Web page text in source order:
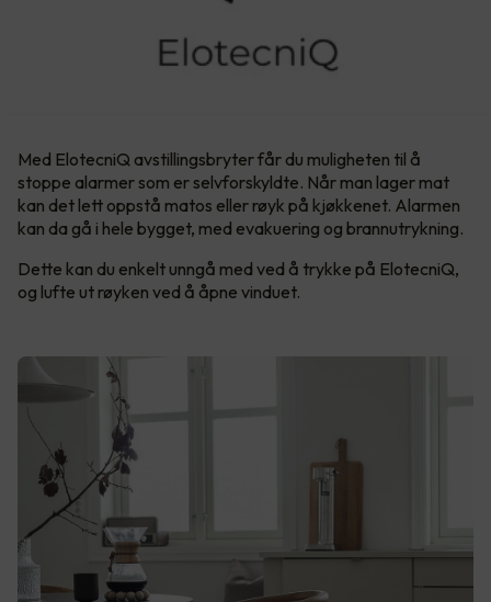
Med ElotecniQ avstillingsbryter får du muligheten til å
stoppe alarmer som er selvforskyldte. Når man lager mat
kan det lett oppstå matos eller røyk på kjøkkenet. Alarmen
kan da gå i hele bygget, med evakuering og brannutrykning.
Dette kan du enkelt unngå med ved å trykke på ElotecniQ,
og lufte ut røyken ved å åpne vinduet.